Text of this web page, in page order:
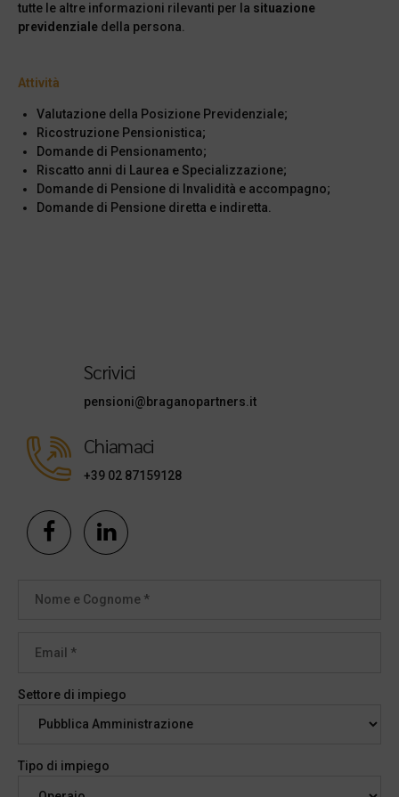
tutte le altre informazioni rilevanti per la situazione
previdenziale della persona.
Attività
Valutazione della Posizione Previdenziale;
Ricostruzione Pensionistica;
Domande di Pensionamento;
Riscatto anni di Laurea e Specializzazione;
Domande di Pensione di Invalidità e accompagno;
Domande di Pensione diretta e indiretta.
Scrivici
pensioni@braganopartners.it
Chiamaci
+39 02 87159128
Settore di impiego
Tipo di impiego